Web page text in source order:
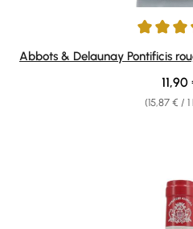
Durchschnittliche Bewertung
Abbots & Delaunay Pontificis
(15,87 € /
11,90